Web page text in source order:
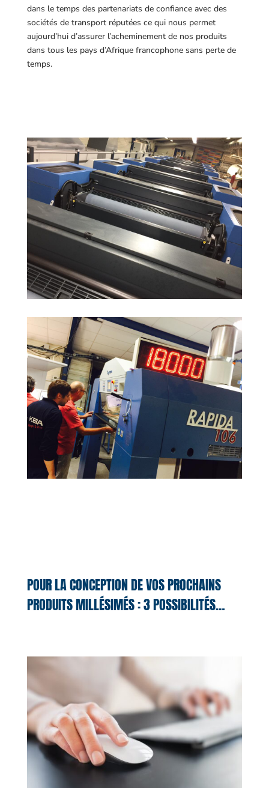
dans le temps des partenariats de confiance avec des
sociétés de transport réputées ce qui nous permet
aujourd’hui d’assurer l’acheminement de nos produits
dans tous les pays d’Afrique francophone sans perte de
temps.
POUR LA CONCEPTION DE VOS PROCHAINS
PRODUITS MILLÉSIMÉS : 3 POSSIBILITÉS…